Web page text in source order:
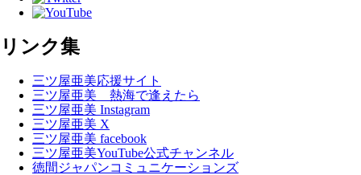
リンク集
三ツ屋亜美応援サイト
三ツ屋亜美 熱海で逢えたら
三ツ屋亜美 Instagram
三ツ屋亜美 X
三ツ屋亜美 facebook
三ツ屋亜美YouTube公式チャンネル
徳間ジャパンコミュニケーションズ